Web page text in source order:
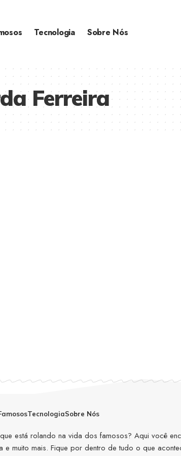
Tecnologia Sobre Nós
Ferreira
TecnologiaSobre Nós
está rolando na vida dos famosos? Aqui você
e muito mais. Fique por dentro de tudo o que